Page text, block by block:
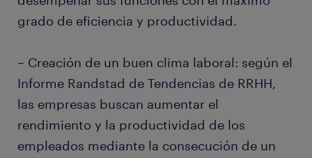
grado de eficiencia y productividad.
– Creación de un buen clima laboral: según el
Informe Randstad de Tendencias de RRHH,
las empresas buscan aumentar el
rendimiento y la productividad de los
empleados mediante la consecución de un